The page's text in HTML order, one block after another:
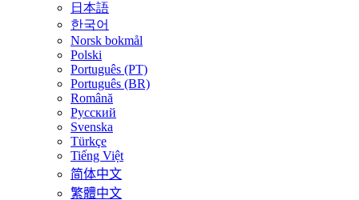
日本語
한국어
Norsk bokmål
Polski
Português (PT)
Português (BR)
Română
Русский
Svenska
Türkçe
Tiếng Việt
简体中文
繁體中文